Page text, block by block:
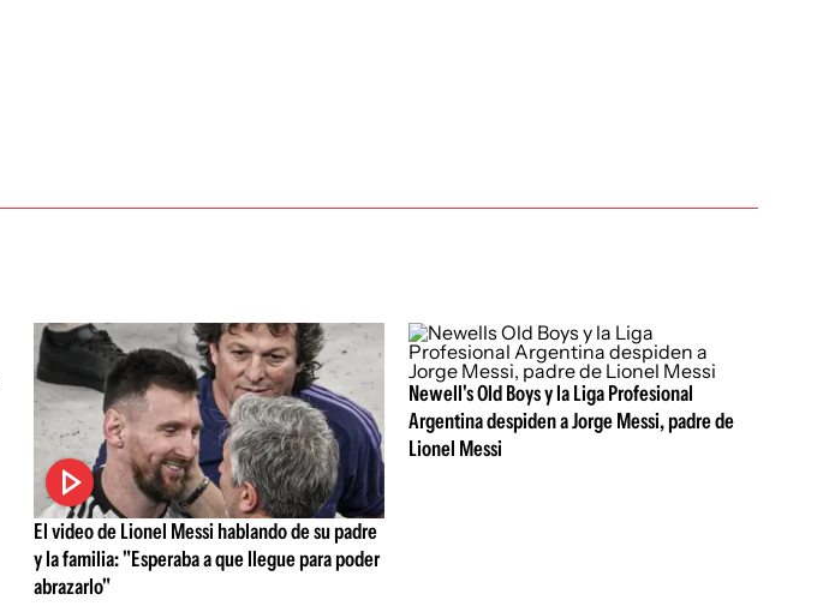
El video de Lionel Messi hablando de su padre
y la familia: "Esperaba a que llegue para poder
abrazarlo"
Newell's Old Boys y la Liga Profesional
Argentina despiden a Jorge Messi, padre de
Lionel Messi